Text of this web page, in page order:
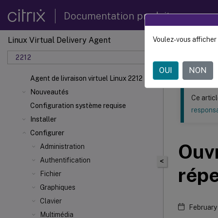
Documentation produit
Linux Virtual Delivery Agent
2212
Agent de livraison virtuel Linux 2212
Nouveautés
Configuration système requise
Installer
Configurer
Administration
Authentification
Fichier
Graphiques
Clavier
Multimédia
Ce contenu a
Agent
<
Ce
Voulez-vous
OUI NON